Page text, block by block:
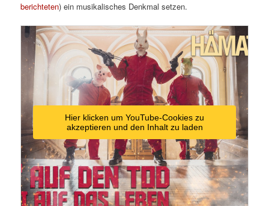
berichteten) ein musikalisches Denkmal setzen.
Hier klicken um YouTube-Cookies zu
akzeptieren und den Inhalt zu laden